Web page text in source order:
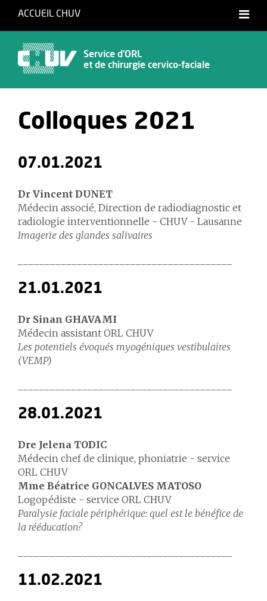
ACCUEIL CHUV
Service d’ORL
et de chirurgie cervico-faciale
Colloques 2021
07.01.2021
Dr Vincent DUNET
Médecin associé, Direction de radiodiagnostic et
radiologie interventionnelle - CHUV - Lausanne
Imagerie des glandes salivaires
21.01.2021
Dr Sinan GHAVAMI
Médecin assistant ORL CHUV
Les potentiels évoqués myogéniques vestibulaires
(VEMP)
28.01.2021
Dre Jelena TODIC
Médecin chef de clinique, phoniatrie - service
ORL CHUV
Mme Béatrice GONCALVES MATOSO
Logopédiste - service ORL CHUV
Paralysie faciale périphérique: quel est le bénéfice de
la rééducation?
11.02.2021